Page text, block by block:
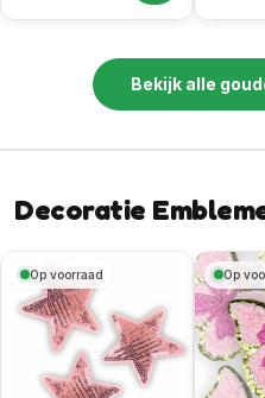
Bekijk alle
Decoratie
Op voorraad Op